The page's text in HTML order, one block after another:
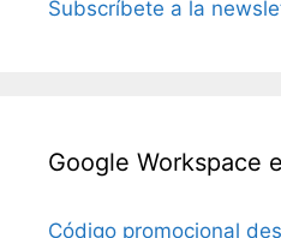
Subscríbete a la
Google Workspace
Código promocional